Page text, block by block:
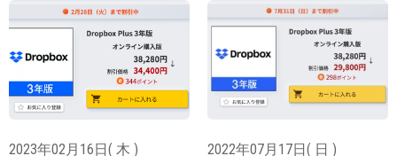
2023年02月16日( 木 ) 2022年07月17日( 日 )